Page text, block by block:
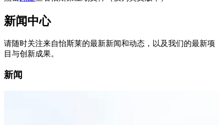
新闻中心
请随时关注来自怡斯莱的最新新闻和动态，以及我们的最新项
目与创新成果。
新闻